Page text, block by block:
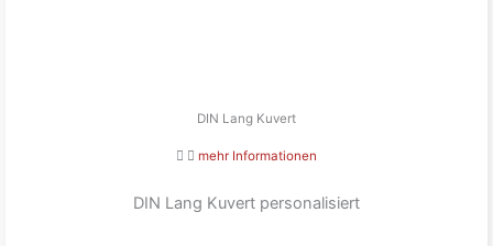
DIN Lang Kuvert
mehr Informationen
DIN Lang Kuvert personalisiert